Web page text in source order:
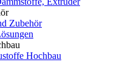
Zubehör
Hochbau